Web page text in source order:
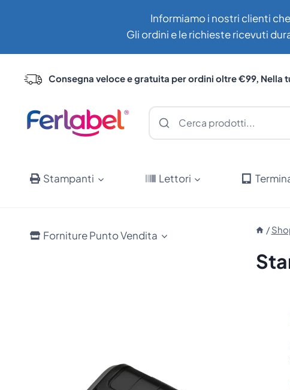
Informiamo i nostri clienti
Gli ordini e le richieste ricevuti
Consegna veloce e gratuita per ordini oltre €99, Nella
Stampanti Lettori
Forniture Punto Vendita /